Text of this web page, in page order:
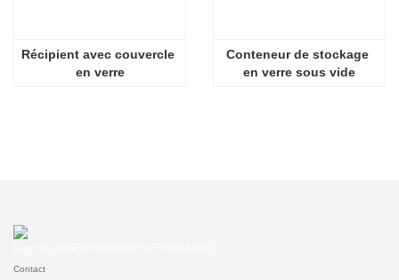
Récipient avec couvercle
en verre
Conteneur de stockage
en verre sous vide
Contact